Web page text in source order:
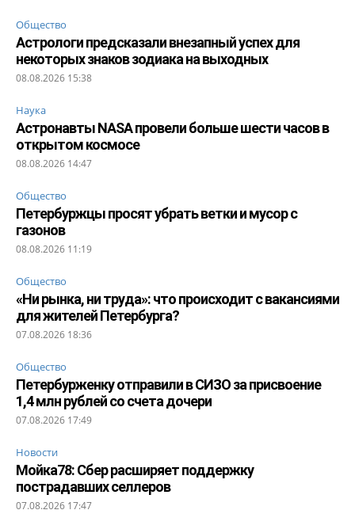
Общество
Астрологи предсказали внезапный успех для
некоторых знаков зодиака на выходных
08.08.2026 15:38
Наука
Астронавты NASA провели больше шести часов в
открытом космосе
08.08.2026 14:47
Общество
Петербуржцы просят убрать ветки и мусор с
газонов
08.08.2026 11:19
Общество
«Ни рынка, ни труда»: что происходит с вакансиями
для жителей Петербурга?
07.08.2026 18:36
Общество
Петербурженку отправили в СИЗО за присвоение
1,4 млн рублей со счета дочери
07.08.2026 17:49
Новости
Мойка78: Сбер расширяет поддержку
пострадавших селлеров
07.08.2026 17:47